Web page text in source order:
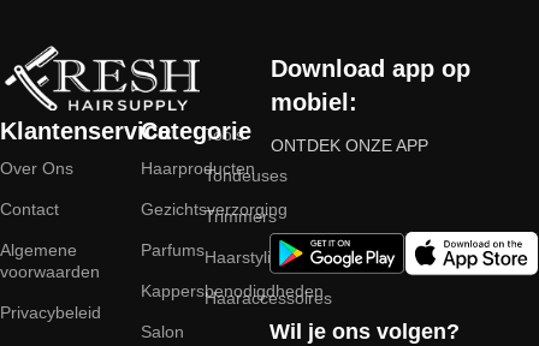
Klantenservice
Over Ons
Contact
Algemene
voorwaarden
Privacybeleid
Categorie
Haarproducten
Gezichtsverzorging
Parfums
Kappersbenodigdheden
Salon
Tools
Tondeuses
Trimmers
Haarstyling
Haaraccessoires
Download app op
mobiel:
ONTDEK ONZE APP
Wil je ons volgen?